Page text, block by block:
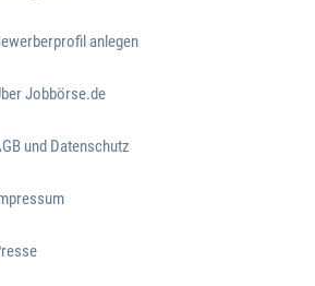
anlegen
Jobbörse.de
und Datenschutz